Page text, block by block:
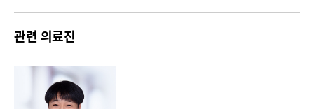
관련 의료진